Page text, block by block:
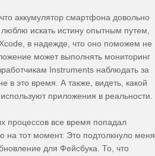
аккумулятор смартфона довольно
искать истину опытным путем,
в надежде, что оно поможем не
может выполнять мониторинг
Instruments наблюдать за
это время. А также, видеть, какой
приложения в реальности.
процессов все время попадал
на тот момент. Это подтолкнуло меня
для Фейсбука. То, что